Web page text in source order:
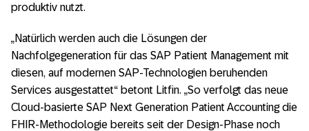
produktiv nutzt.
„Natürlich werden auch die Lösungen der
Nachfolgegeneration für das SAP Patient Management mit
diesen, auf modernen SAP-Technologien beruhenden
Services ausgestattet“ betont Litfin. „So verfolgt das neue
Cloud-basierte SAP Next Generation Patient Accounting die
FHIR-Methodologie bereits seit der Design-Phase noch